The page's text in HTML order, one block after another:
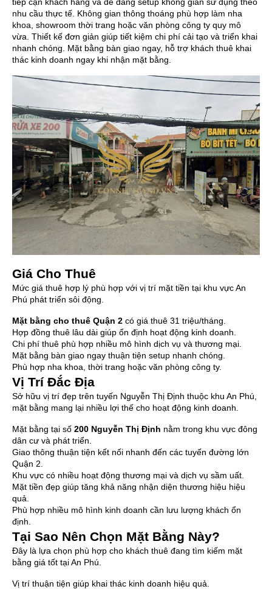
nhu cầu thực tế. Không gian thông thoáng phù hợp làm nha
khoa, showroom thời trang hoặc văn phòng công ty quy mô
vừa. Thiết kế đơn giản giúp tiết kiệm chi phí cải tạo và triển khai
nhanh chóng. Mặt bằng bàn giao ngay, hỗ trợ khách thuê khai
thác kinh doanh ngay khi nhận mặt bằng.
Giá Cho Thuê
Mức giá thuê hợp lý phù hợp với vị trí mặt tiền tại khu vực An
Phú phát triển sôi động.
Mặt bằng cho thuê Quận 2 có giá thuê 31 triệu/tháng.
Hợp đồng thuê lâu dài giúp ổn định hoạt động kinh doanh.
Chi phí thuê phù hợp nhiều mô hình dịch vụ và thương mại.
Mặt bằng bàn giao ngay thuận tiện setup nhanh chóng.
Phù hợp nha khoa, thời trang hoặc văn phòng công ty.
Vị Trí Đắc Địa
Sở hữu vị trí đẹp trên tuyến Nguyễn Thị Định thuộc khu An Phú,
mặt bằng mang lại nhiều lợi thế cho hoạt động kinh doanh.
Mặt bằng tại số 200 Nguyễn Thị Định nằm trong khu vực đông
dân cư và phát triển.
Giao thông thuận tiện kết nối nhanh đến các tuyến đường lớn
Quận 2.
Khu vực có nhiều hoạt động thương mại và dịch vụ sầm uất.
Mặt tiền đẹp giúp tăng khả năng nhận diện thương hiệu hiệu
quả.
Phù hợp nhiều mô hình kinh doanh cần lưu lượng khách ổn
định.
Tại Sao Nên Chọn Mặt Bằng Này?
Đây là lựa chọn phù hợp cho khách thuê đang tìm kiếm mặt
bằng giá tốt tại An Phú.
Vị trí thuận tiện giúp khai thác kinh doanh hiệu quả.